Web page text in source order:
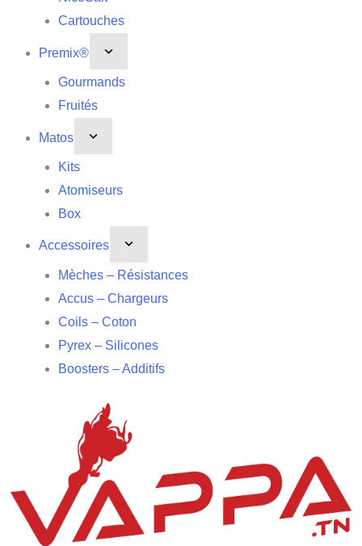
Cartouches
Premix®
Gourmands
Fruités
Matos
Kits
Atomiseurs
Box
Accessoires
Mèches – Résistances
Accus – Chargeurs
Coils – Coton
Pyrex – Silicones
Boosters – Additifs